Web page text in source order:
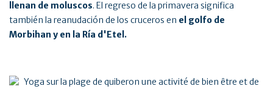
llenan de moluscos. El regreso de la primavera significa
también la reanudación de los cruceros en el golfo de
Morbihan y en la Ría d'Etel.